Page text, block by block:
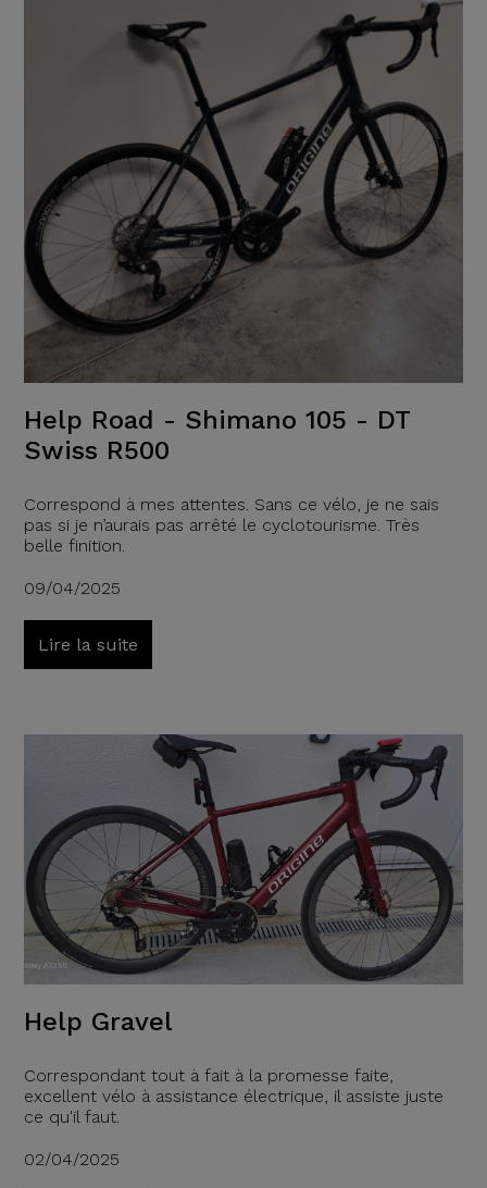
Help Road - Shimano 105 - DT
Swiss R500
Correspond à mes attentes. Sans ce vélo, je ne sais
pas si je n’aurais pas arrêté le cyclotourisme. Très
belle finition.
09/04/2025
Lire la suite
Help Gravel
Correspondant tout à fait à la promesse faite,
excellent vélo à assistance électrique, il assiste juste
ce qu'il faut.
02/04/2025